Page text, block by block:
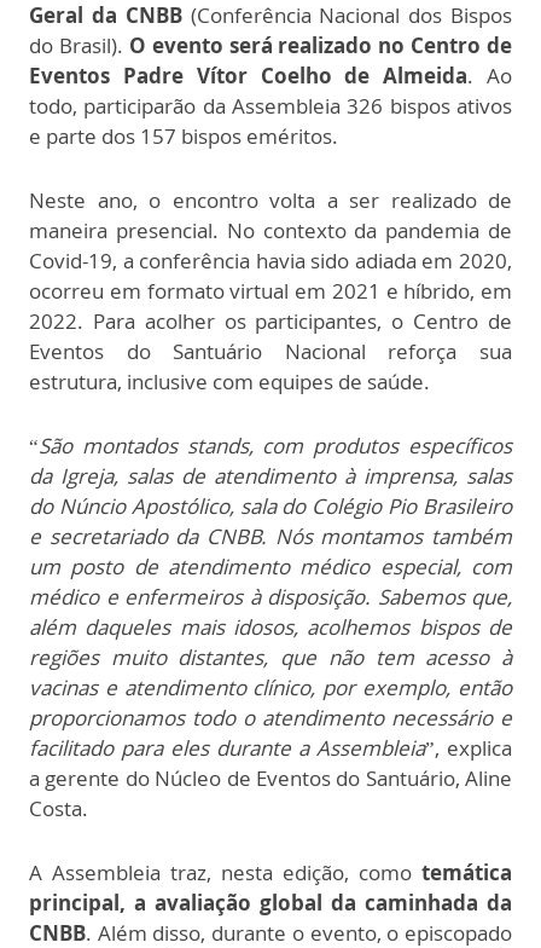
Geral da CNBB(Conferência Nacional dos Bispos
do Brasil). O evento será realizado no Centro de
Eventos Padre Vítor Coelho de Almeida. Ao
todo, participarão da Assembleia 326 bispos ativos
e parte dos 157 bispos eméritos.
Neste ano, o encontro volta a ser realizado de
maneira presencial. No contexto da pandemia de
Covid-19, a conferência havia sido adiada em 2020,
ocorreu em formato virtual em 2021 e híbrido, em
2022. Para acolher os participantes, o Centro de
Eventos do Santuário Nacional reforça sua
estrutura, inclusive com equipes de saúde.
“São montados stands, com produtos específicos
da Igreja, salas de atendimento à imprensa, salas
do Núncio Apostólico, sala do Colégio Pio Brasileiro
e secretariado da CNBB. Nós montamos também
um posto de atendimento médico especial, com
médico e enfermeiros à disposição. Sabemos que,
além daqueles mais idosos, acolhemos bispos de
regiões muito distantes, que não tem acesso à
vacinas e atendimento clínico, por exemplo, então
proporcionamos todo o atendimento necessário e
facilitado para eles durante a Assembleia”, explica
a gerente do Núcleo de Eventos do Santuário, Aline
Costa.
A Assembleia traz, nesta edição, como temática
principal, a avaliação global da caminhada da
CNBB. Além disso, durante o evento, o episcopado